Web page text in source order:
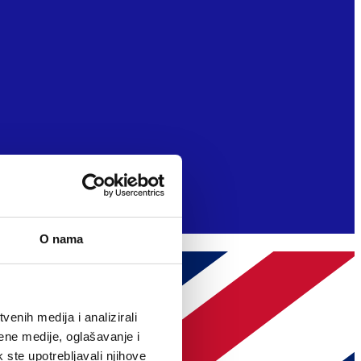
O nama
medija i analizirali
medije, oglašavanje i
ste upotrebljavali njihove